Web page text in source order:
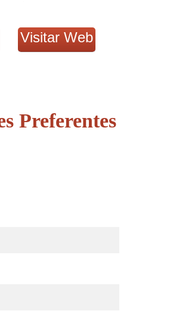
Visitar Web
Preferentes